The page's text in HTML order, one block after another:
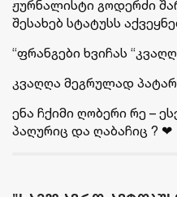
ჟურნალისტი გოდერძი
შესახებ სტატუსს
“ფრანგები ხვიჩას
კვაღღა მეგრულად
ენა ჩქიმი ღობერი რე –
პაღურიც და ღაბაჩიც ? ❤